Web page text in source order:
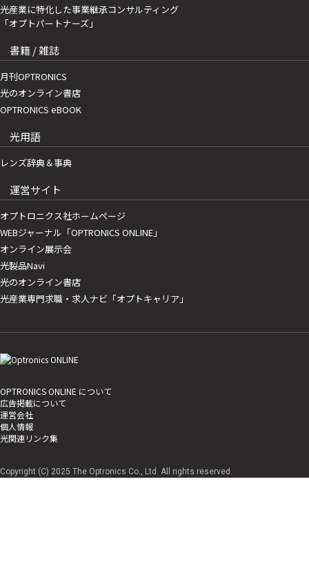
光産業に特化した事業継承コンサルティング
「オプトパートナーズ」
書籍 / 雑誌
月刊OPTRONICS
光のオンライン書店
OPTRONICS eBOOK
光用語
レンズ辞典＆事典
運営サイト
オプトロニクス社ホームページ
WEBジャーナル「OPTRONICS ONLINE」
オンライン展示会
光製品Navi
光のオンライン書店
光産業専門求職・求人ナビ「オプトキャリア」
OPTRONICS ONLINE について
広告掲載について
運営会社
個人情報
光関連リンク集
Copyright (C) 2025 The Optronics Co., Ltd. All rights reserved.